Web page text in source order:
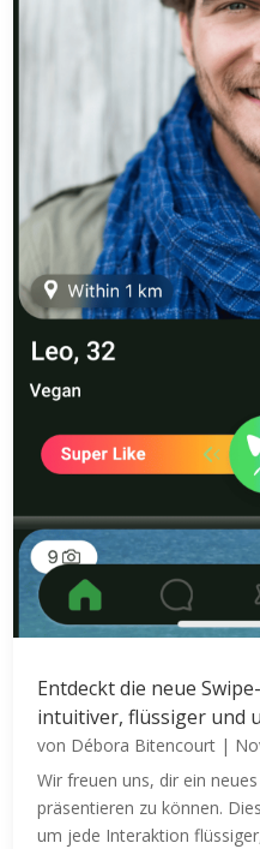
Entdeckt die neue
intuitiver, flüssiger und
von Débora Bitencourt |
Wir freuen uns, dir ein
präsentieren zu können.
um jede Interaktion